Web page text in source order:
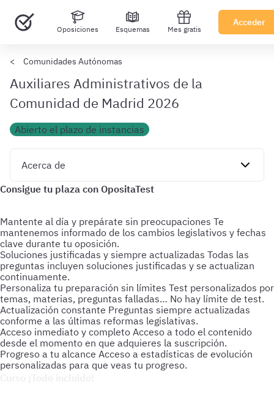
Oposiciones Esquemas Mes gratis
Acceder
Comunidades Autónomas
Auxiliares Administrativos de la
Comunidad de Madrid 2026
Abierto el plazo de instancias
Mantente al día y prepárate sin preocupaciones Te
mantenemos informado de los cambios legislativos y fechas
clave durante tu oposición.
Soluciones justificadas y siempre actualizadas Todas las
preguntas incluyen soluciones justificadas y se actualizan
continuamente.
Personaliza tu preparación sin límites Test personalizados por
temas, materias, preguntas falladas… No hay límite de test.
Actualización constante Preguntas siempre actualizadas
conforme a las últimas reformas legislativas.
Acceso inmediato y completo Acceso a todo el contenido
desde el momento en que adquieres la suscripción.
Progreso a tu alcance Acceso a estadísticas de evolución
personalizadas para que veas tu progreso.